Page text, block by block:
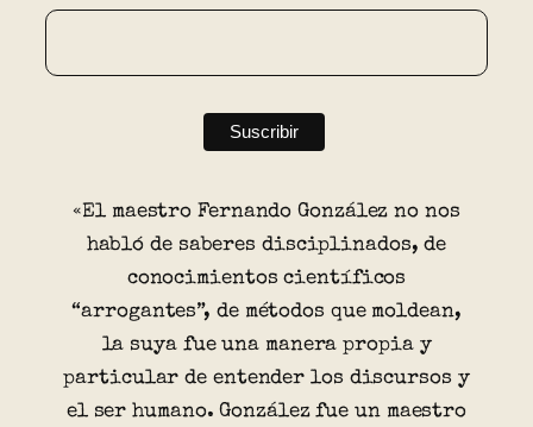
«El maestro Fernando González no nos
habló de saberes disciplinados, de
conocimientos científicos
“arrogantes”, de métodos que moldean,
la suya fue una manera propia y
particular de entender los discursos y
el ser humano. González fue un maestro